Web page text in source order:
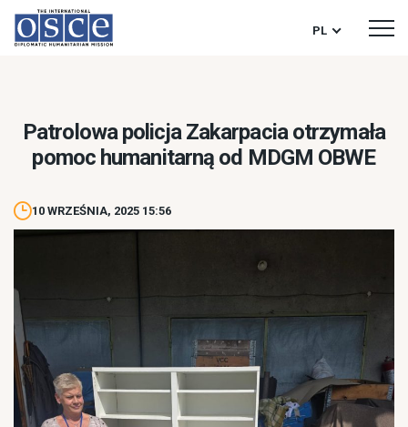
PL
Patrolowa policja Zakarpacia otrzymała
pomoc humanitarną od MDGM OBWE
10 WRZEŚNIA, 2025 15:56